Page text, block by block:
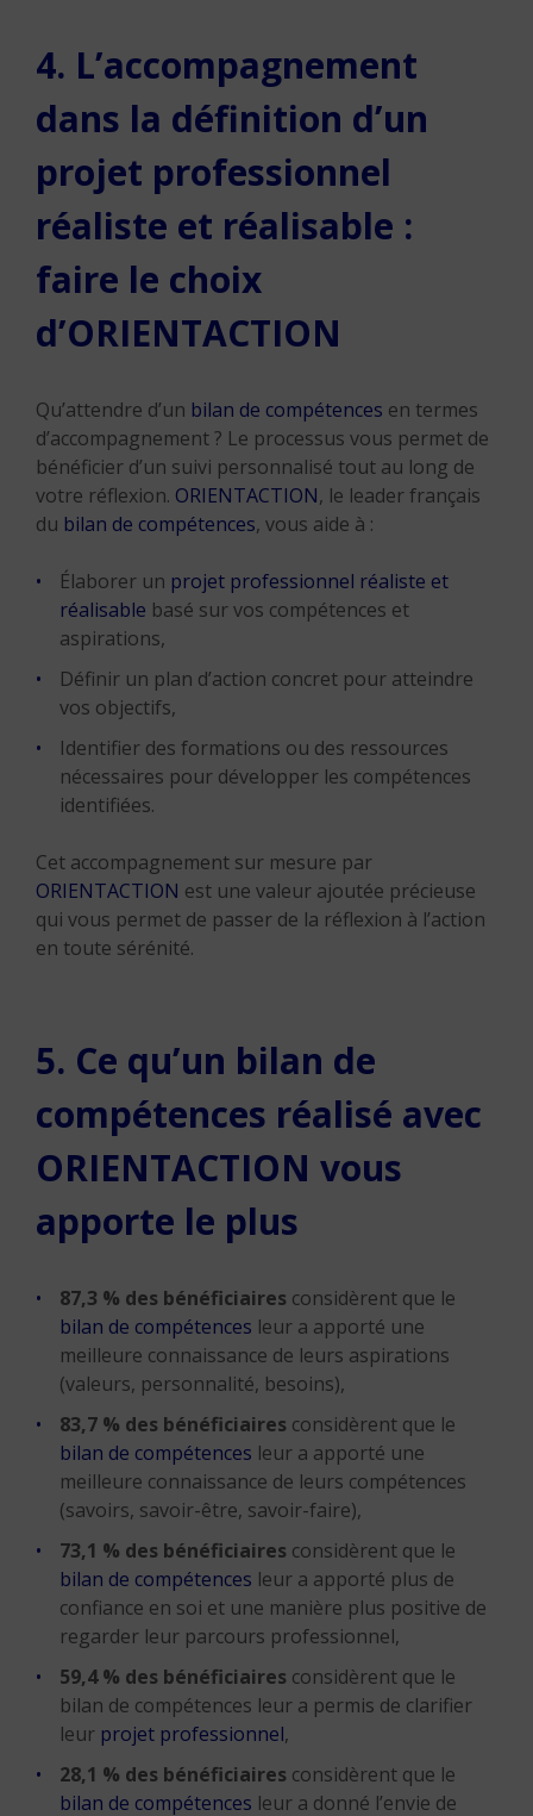
4. L’accompagnement
dans la définition d’un
projet professionnel
réaliste et réalisable :
faire le choix
d’ORIENTACTION
Qu’attendre d’un bilan de compétences en termes
d’accompagnement ? Le processus vous permet de
bénéficier d’un suivi personnalisé tout au long de
votre réflexion. ORIENTACTION, le leader français
du bilan de compétences, vous aide à :
Élaborer un projet professionnel réaliste et
réalisable basé sur vos compétences et
aspirations,
Définir un plan d’action concret pour atteindre
vos objectifs,
Identifier des formations ou des ressources
nécessaires pour développer les compétences
identifiées.
Cet accompagnement sur mesure par
ORIENTACTION est une valeur ajoutée précieuse
qui vous permet de passer de la réflexion à l’action
en toute sérénité.
5. Ce qu’un bilan de
compétences réalisé avec
ORIENTACTION vous
apporte le plus
87,3 % des bénéficiaires considèrent que le
bilan de compétences leur a apporté une
meilleure connaissance de leurs aspirations
(valeurs, personnalité, besoins),
83,7 % des bénéficiaires considèrent que le
bilan de compétences leur a apporté une
meilleure connaissance de leurs compétences
(savoirs, savoir-être, savoir-faire),
73,1 % des bénéficiaires considèrent que le
bilan de compétences leur a apporté plus de
confiance en soi et une manière plus positive de
regarder leur parcours professionnel,
59,4 % des bénéficiaires considèrent que le
bilan de compétences leur a permis de clarifier
leur projet professionnel,
28,1 % des bénéficiaires considèrent que le
bilan de compétences leur a donné l’envie de